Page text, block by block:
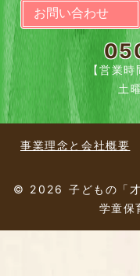
お問い合わせ
【営業
土
事業理念と会社概要
© 2026 子どもの「才
学童保